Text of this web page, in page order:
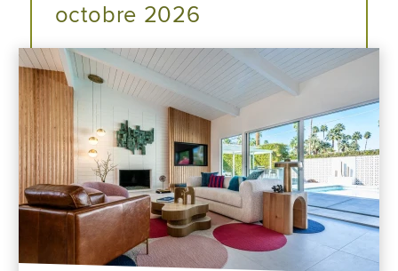
octobre 2026